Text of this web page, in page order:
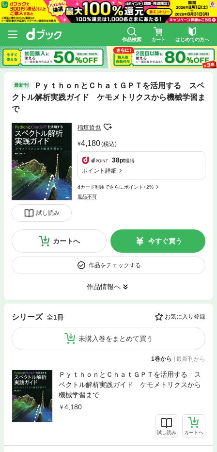
作品検索 カート はじめての方へ
最新刊
ＰｙｔｈｏｎとＣｈａｔＧＰＴを活用する スペ
クトル解析実践ガイド ケモメトリクスから機械学習ま
で
試し読み
稲垣哲也
4,180(税込)
38pt獲得
ポイント詳細
dカード利用でさらにポイント+2%
返品不可
カートへ 今すぐ買う
作品をチェックする
作品情報へ
シリーズ 全1冊 お気に入り登録
未購入巻をまとめて買う
1巻から | 最新刊から
ＰｙｔｈｏｎとＣｈａｔＧＰＴを活用する ス
ペクトル解析実践ガイド ケモメトリクスから
機械学習まで
4,180
試し読み カートへ